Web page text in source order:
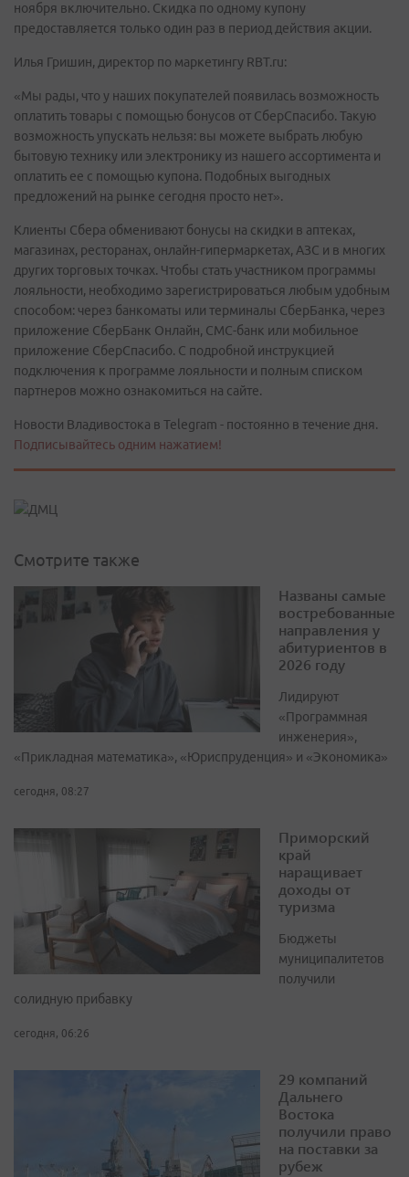
ноября включительно. Скидка по одному купону
предоставляется только один раз в период действия акции.
Илья Гришин, директор по маркетингу RBT.ru:
«Мы рады, что у наших покупателей появилась возможность
оплатить товары с помощью бонусов от СберСпасибо. Такую
возможность упускать нельзя: вы можете выбрать любую
бытовую технику или электронику из нашего ассортимента и
оплатить ее с помощью купона. Подобных выгодных
предложений на рынке сегодня просто нет».
Клиенты Сбера обменивают бонусы на скидки в аптеках,
магазинах, ресторанах, онлайн-гипермаркетах, АЗС и в многих
других торговых точках. Чтобы стать участником программы
лояльности, необходимо зарегистрироваться любым удобным
способом: через банкоматы или терминалы СберБанка, через
приложение СберБанк Онлайн, СМС-банк или мобильное
приложение СберСпасибо. С подробной инструкцией
подключения к программе лояльности и полным списком
партнеров можно ознакомиться на сайте.
Новости Владивостока в Telegram - постоянно в течение дня.
Подписывайтесь одним нажатием!
Смотрите также
Названы самые
востребованные
направления у
абитуриентов в
2026 году
Лидируют
«Программная
инженерия»,
«Прикладная математика», «Юриспруденция» и «Экономика»
сегодня, 08:27
Приморский
край
наращивает
доходы от
туризма
Бюджеты
муниципалитетов
получили
солидную прибавку
сегодня, 06:26
29 компаний
Дальнего
Востока
получили право
на поставки за
рубеж